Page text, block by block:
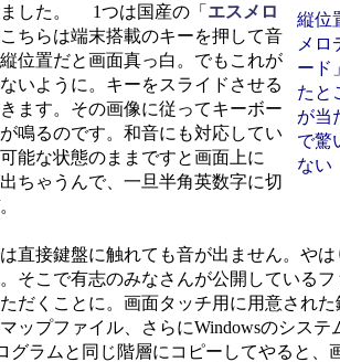
縦位
メロ
ード
たと
が当
で驚
ない
した。 1つは国産の「 エスメロ
こちらは端末搭載のキーを押して音
位置だと画面真っ白。でもこれが
いように。キーをスライドさせる
ます。その画像に従ってキーボー
鳴るのです。和音にも対応してい
能な状態のままですと画面上に
ちゃうんで、一旦半角英数字に切
直接鍵盤に触れても音が出ません。やは
そこで有志のみなさんが公開しているフ
だくことに。画面タッチ用に用意され
ップファイル、さらにWindowsのシステ
グラムと同じ階層にコピーしてやると、